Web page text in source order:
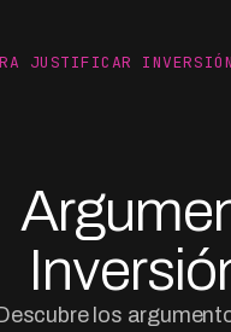
JUSTIFICAR
los